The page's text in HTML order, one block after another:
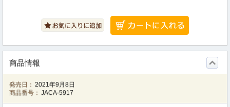
商品情報
発売日： 2021年9月8日
商品番号： JACA-5917